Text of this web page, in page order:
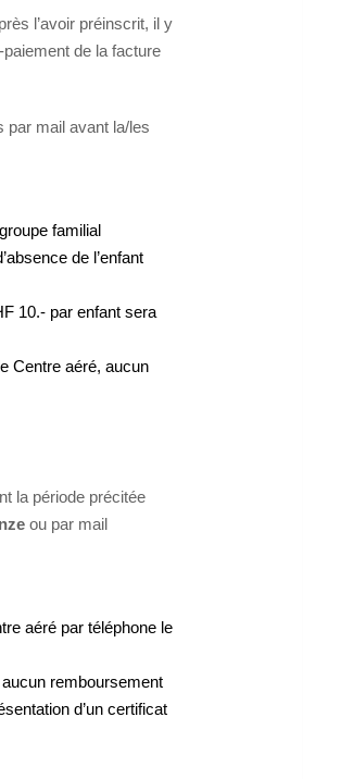
l’avoir préinscrit, il y
de la facture
par mail avant la/les
familial
de l’enfant
10.- par enfant sera
Centre aéré, aucun
la période précitée
ou par mail
aéré par téléphone le
remboursement
d’un certificat